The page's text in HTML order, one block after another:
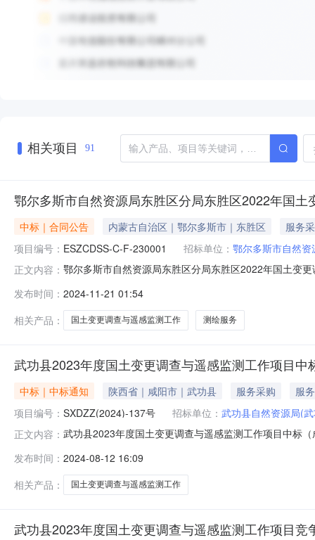
相关项目 91
鄂尔多斯市自然资源局东胜区分局东胜区2022年国
中标｜合同公告 内蒙古自治区｜鄂尔多斯市｜东胜区
服务
项目编号： ESZCDSS-C-F-230001 招标单位： 鄂尔多斯市自然
正文内容： 鄂尔多斯市自然资源局东胜区分局东胜区2022年国土变
局东胜区分局地址：鄂尔多斯市东胜区联系方式：
发布时间： 2024-11-21 01:54
相关产品：
国土变更调查与遥感监测工作 测绘服务
武功县2023年度国土变更调查与遥感监测工作项目中
中标｜中标通知 陕西省｜咸阳市｜武功县 服务采购
服务
项目编号： SXDZZ(2024)-137号 招标单位： 武功县自然资源局(
正文内容： 武功县2023年度国土变更调查与遥感监测工作项目中标
93.43四、主要标的信息合同包1(武功县2023年度国土变
服务
发布时间： 2024-08-12 16:09
相关产品：
国土变更调查与遥感监测工作
武功县2023年度国土变更调查与遥感监测工作项目竞